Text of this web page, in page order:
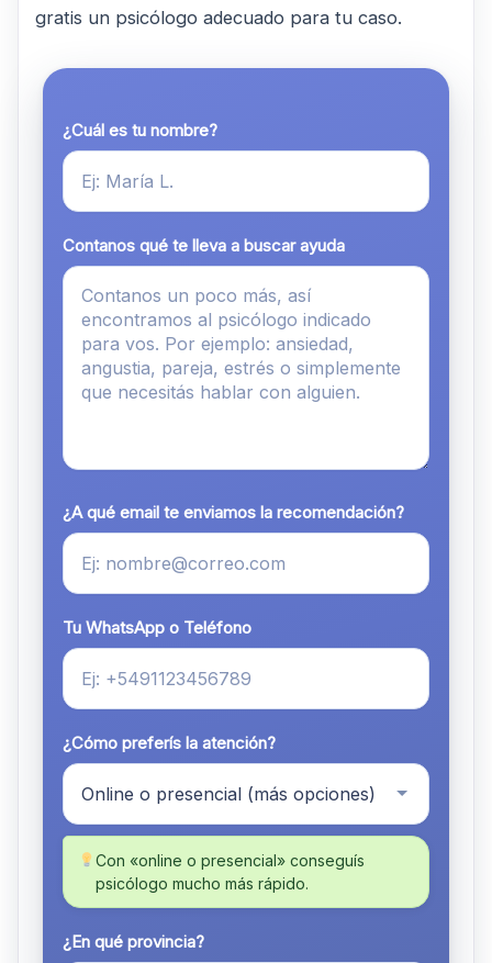
gratis un psicólogo adecuado para tu caso.
¿Cuál es tu nombre?
Contanos qué te lleva a buscar ayuda
¿A qué email te enviamos la recomendación?
Tu WhatsApp o Teléfono
¿Cómo preferís la atención?
Con «online o presencial» conseguís
psicólogo mucho más rápido.
¿En qué provincia?